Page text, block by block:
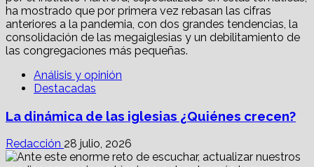
Análisis y opinión
Destacadas
La dinámica de las iglesias ¿Quiénes crecen?
Redacción 28 julio, 2026